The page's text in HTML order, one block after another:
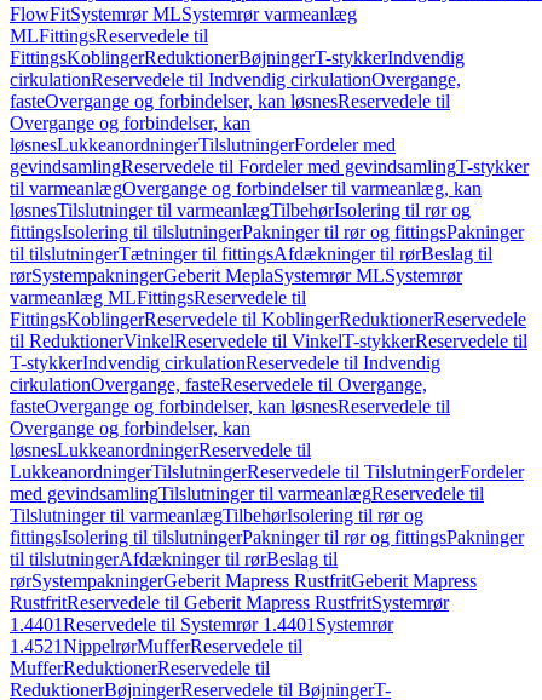
FlowFitSystemrør MLSystemrør varmeanlæg
MLFittingsReservedele til
FittingsKoblingerReduktionerBøjningerT-stykkerIndvendig
cirkulationReservedele til Indvendig cirkulationOvergange,
fasteOvergange og forbindelser, kan løsnesReservedele til
Overgange og forbindelser, kan
løsnesLukkeanordningerTilslutningerFordeler med
gevindsamlingReservedele til Fordeler med gevindsamlingT-stykker
til varmeanlægOvergange og forbindelser til varmeanlæg, kan
løsnesTilslutninger til varmeanlægTilbehørIsolering til rør og
fittingsIsolering til tilslutningerPakninger til rør og fittingsPakninger
til tilslutningerTætninger til fittingsAfdækninger til rørBeslag til
rørSystempakningerGeberit MeplaSystemrør MLSystemrør
varmeanlæg MLFittingsReservedele til
FittingsKoblingerReservedele til KoblingerReduktionerReservedele
til ReduktionerVinkelReservedele til VinkelT-stykkerReservedele til
T-stykkerIndvendig cirkulationReservedele til Indvendig
cirkulationOvergange, fasteReservedele til Overgange,
fasteOvergange og forbindelser, kan løsnesReservedele til
Overgange og forbindelser, kan
løsnesLukkeanordningerReservedele til
LukkeanordningerTilslutningerReservedele til TilslutningerFordeler
med gevindsamlingTilslutninger til varmeanlægReservedele til
Tilslutninger til varmeanlægTilbehørIsolering til rør og
fittingsIsolering til tilslutningerPakninger til rør og fittingsPakninger
til tilslutningerAfdækninger til rørBeslag til
rørSystempakningerGeberit Mapress RustfritGeberit Mapress
RustfritReservedele til Geberit Mapress RustfritSystemrør
1.4401Reservedele til Systemrør 1.4401 Systemrør
1.4521NippelrørMufferReservedele til
MufferReduktionerReservedele til
ReduktionerBøjningerReservedele til BøjningerT-